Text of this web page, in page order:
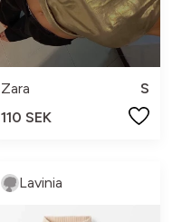
Zara
S
110 SEK
Lavinia